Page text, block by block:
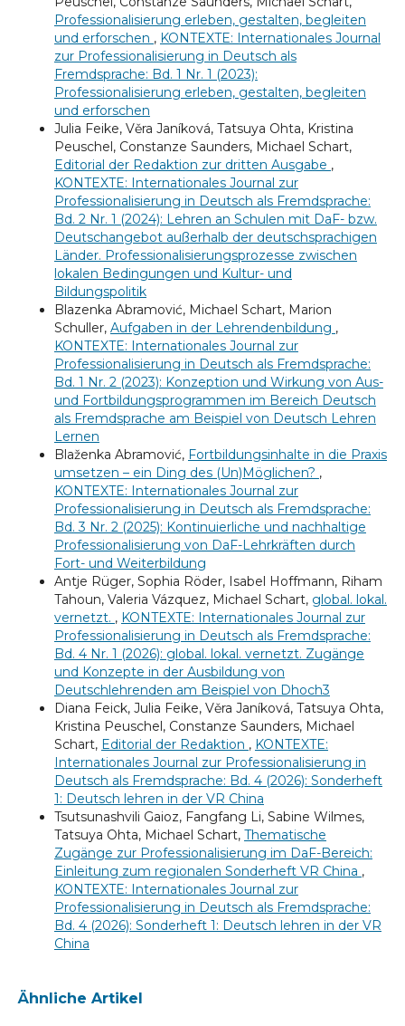
Professionalisierung erleben, gestalten, begleiten
und erforschen , KONTEXTE: Internationales Journal
zur Professionalisierung in Deutsch als
Fremdsprache: Bd. 1 Nr. 1 (2023):
Professionalisierung erleben, gestalten, begleiten
und erforschen
Julia Feike, Věra Janíková, Tatsuya Ohta, Kristina
Peuschel, Constanze Saunders, Michael Schart,
Editorial der Redaktion zur dritten Ausgabe ,
KONTEXTE: Internationales Journal zur
Professionalisierung in Deutsch als Fremdsprache:
Bd. 2 Nr. 1 (2024): Lehren an Schulen mit DaF- bzw.
Deutschangebot außerhalb der deutschsprachigen
Länder. Professionalisierungsprozesse zwischen
lokalen Bedingungen und Kultur- und
Bildungspolitik
Blazenka Abramović, Michael Schart, Marion
Schuller, Aufgaben in der Lehrendenbildung ,
KONTEXTE: Internationales Journal zur
Professionalisierung in Deutsch als Fremdsprache:
Bd. 1 Nr. 2 (2023): Konzeption und Wirkung von Aus-
und Fortbildungsprogrammen im Bereich Deutsch
als Fremdsprache am Beispiel von Deutsch Lehren
Lernen
Blaženka Abramović, Fortbildungsinhalte in die Praxis
umsetzen – ein Ding des (Un)Möglichen? ,
KONTEXTE: Internationales Journal zur
Professionalisierung in Deutsch als Fremdsprache:
Bd. 3 Nr. 2 (2025): Kontinuierliche und nachhaltige
Professionalisierung von DaF-Lehrkräften durch
Fort- und Weiterbildung
Antje Rüger, Sophia Röder, Isabel Hoffmann, Riham
Tahoun, Valeria Vázquez, Michael Schart, global. lokal.
vernetzt. , KONTEXTE: Internationales Journal zur
Professionalisierung in Deutsch als Fremdsprache:
Bd. 4 Nr. 1 (2026): global. lokal. vernetzt. Zugänge
und Konzepte in der Ausbildung von
Deutschlehrenden am Beispiel von Dhoch3
Diana Feick, Julia Feike, Věra Janíková, Tatsuya Ohta,
Kristina Peuschel, Constanze Saunders, Michael
Schart, Editorial der Redaktion , KONTEXTE:
Internationales Journal zur Professionalisierung in
Deutsch als Fremdsprache: Bd. 4 (2026): Sonderheft
1: Deutsch lehren in der VR China
Tsutsunashvili Gaioz, Fangfang Li, Sabine Wilmes,
Tatsuya Ohta, Michael Schart, Thematische
Zugänge zur Professionalisierung im DaF-Bereich:
Einleitung zum regionalen Sonderheft VR China ,
KONTEXTE: Internationales Journal zur
Professionalisierung in Deutsch als Fremdsprache:
Bd. 4 (2026): Sonderheft 1: Deutsch lehren in der VR
China
Ähnliche Artikel